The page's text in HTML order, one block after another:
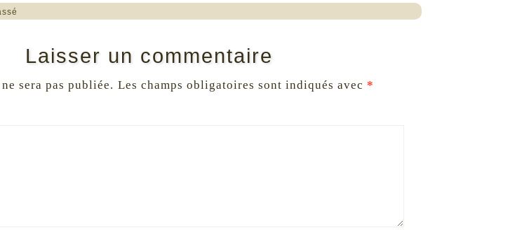
Laisser un commentaire
sera pas publiée. Les champs obligatoires sont indiqués avec *